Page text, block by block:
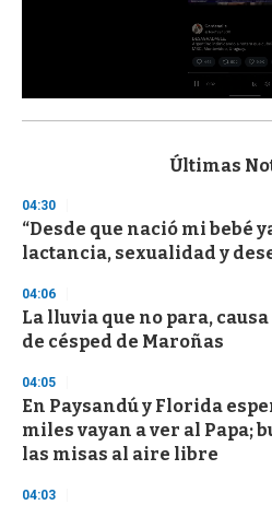
s
d
s
o
f
3
s
e
c
n
d
Últimas
04:30
“Desde que nació mi bebé
lactancia, sexualidad y
04:06
La lluvia que no para,
de césped de Maroñas
04:05
En Paysandú y Florida
miles vayan a ver al Papa;
las misas al aire libre
04:03